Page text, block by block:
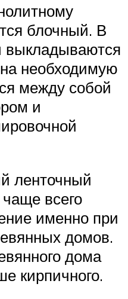
блочный. В
выкладываются
необходимую
между собой
и
ленточный
всего
именно при
домов.
дома
кирпичного.